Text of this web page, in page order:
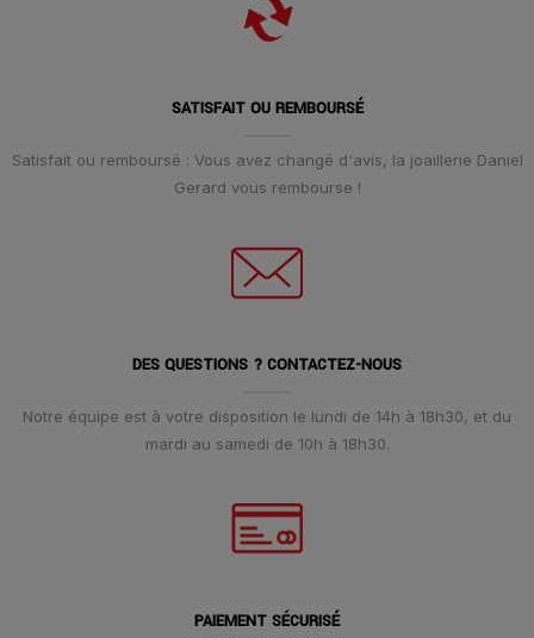
SATISFAIT OU REMBOURSÉ
Satisfait ou remboursé : Vous avez changé d'avis, la joaillerie Daniel
Gerard vous rembourse !
DES QUESTIONS ? CONTACTEZ-NOUS
Notre équipe est à votre disposition le lundi de 14h à 18h30, et du
mardi au samedi de 10h à 18h30.
PAIEMENT SÉCURISÉ